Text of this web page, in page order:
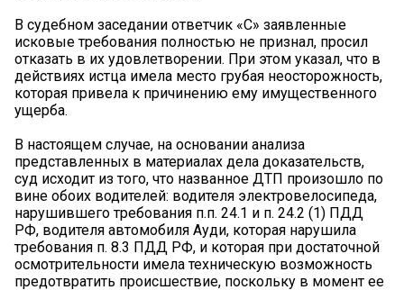
В судебном заседании ответчик «С» заявленные
исковые требования полностью не признал, просил
отказать в их удовлетворении. При этом указал, что в
действиях истца имела место грубая неосторожность,
которая привела к причинению ему имущественного
ущерба.
В настоящем случае, на основании анализа
представленных в материалах дела доказательств,
суд исходит из того, что названное ДТП произошло по
вине обоих водителей: водителя электровелосипеда,
нарушившего требования п.п. 24.1 и п. 24.2 (1) ПДД
РФ, водителя автомобиля Ауди, которая нарушила
требования п. 8.3 ПДД РФ, и которая при достаточной
осмотрительности имела техническую возможность
предотвратить происшествие, поскольку в момент ее